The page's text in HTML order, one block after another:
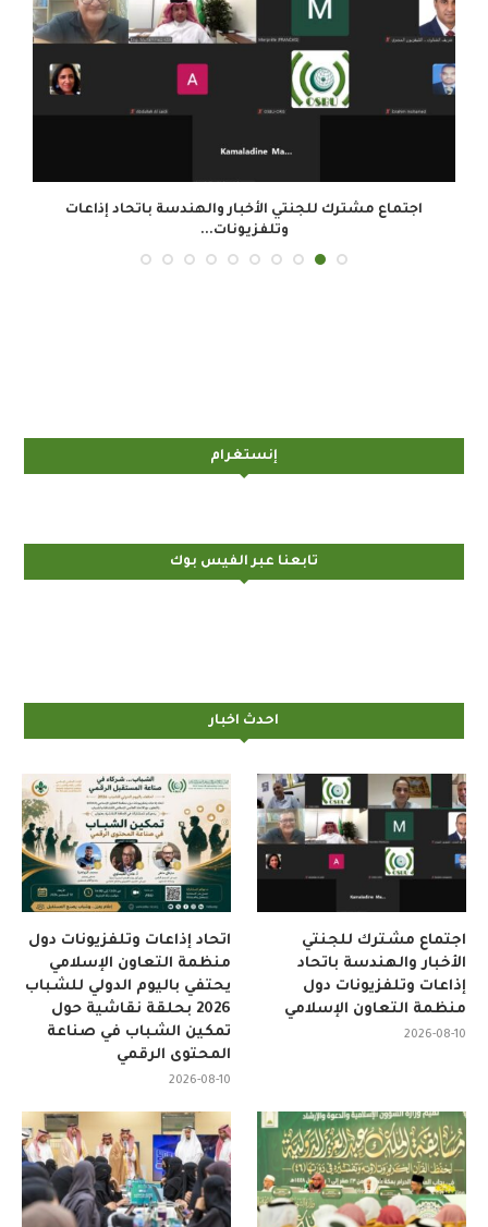
اجتماع مشترك للجنتي الأخبار والهندسة باتحاد إذاعات
وتلفزيونات...
إنستغرام
تابعنا عبر الفيس بوك
احدث اخبار
اتحاد إذاعات وتلفزيونات دول
منظمة التعاون الإسلامي
يحتفي باليوم الدولي للشباب
2026 بحلقة نقاشية حول
تمكين الشباب في صناعة
المحتوى الرقمي
2026-08-10
اجتماع مشترك للجنتي
الأخبار والهندسة باتحاد
إذاعات وتلفزيونات دول
منظمة التعاون الإسلامي
2026-08-10